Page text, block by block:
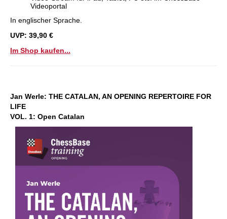
Videoportal
In englischer Sprache.
UVP: 39,90 €
Im Shop kaufen...
Jan Werle: THE CATALAN, AN OPENING REPERTOIRE FOR
LIFE
VOL. 1: Open Catalan